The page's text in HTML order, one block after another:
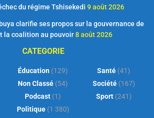
du régime Tshisekedi 9 août 2026
clarifie ses propos sur la gouvernance de
la coalition au pouvoir8 août 2026
CATEGORIE
Éducation (129)
Non Classé (54)
Podcast (1)
Politique(1 380)
Santé (41)
Société(167)
Sport(241)